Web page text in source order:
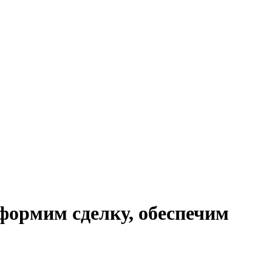
сделку, обеспечим